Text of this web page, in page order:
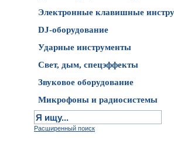
Электронные клавишные
DJ-оборудование
Ударные инструменты
Свет, дым, спецэффекты
Звуковое оборудование
Микрофоны и радиосистемы
Расширенный поиск